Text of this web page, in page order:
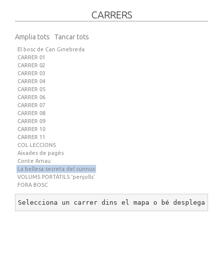
CARRERS
Amplia tots Tancar tots
El bosc de Can Ginebreda
CARRER 01
CARRER 02
CARRER 03
CARRER 04
CARRER 05
CARRER 06
CARRER 07
CARRER 08
CARRER 09
CARRER 10
CARRER 11
COL·LECCIONS
Aixades de pagès
Conte Arnau
La bellesa secreta del cunnus
VOLUMS PORTÀTILS ‘penjolls’
FORA BOSC
Selecciona un carrer dins el mapa o bé desplega